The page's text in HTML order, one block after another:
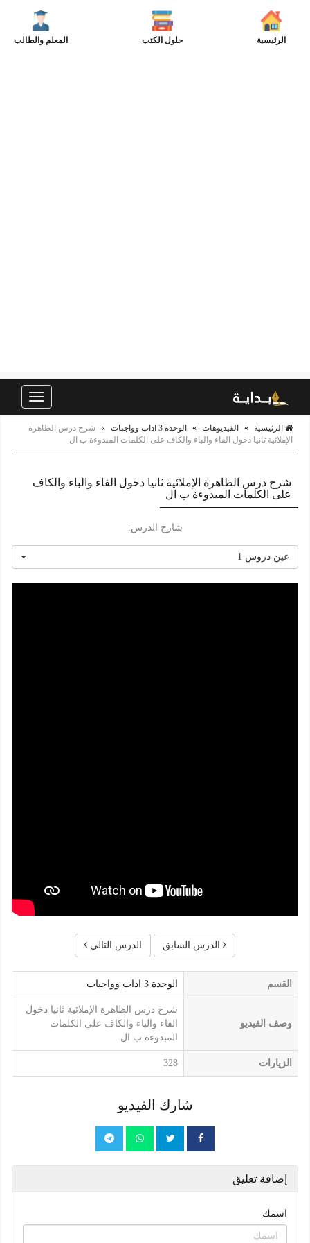
الرئيسية حلول الكتب المعلم والطالب
Toggle
الرئيسية » الفيديوهات » الوحدة 3 اداب وواجبات »
شرح درس الظاهرة
الإملائية ثانيا دخول الفاء والباء والكاف على الكلمات المبدوءة ب ال
شرح درس الظاهرة الإملائية ثانيا دخول الفاء والباء والكاف
على الكلمات المبدوءة ب ال
شارح الدرس:
عين دروس 1
الدرس السابق الدرس التالي
القسم الوحدة 3 اداب وواجبات
وصف الفيديو
شرح درس الظاهرة الإملائية ثانيا دخول
الفاء والباء والكاف على الكلمات
المبدوءة ب ال
الزيارات 328
شارك الفيديو
إضافة تعليق
اسمك